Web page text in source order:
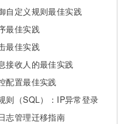
自定义规则最佳实践
最佳实践
最佳实践
接收人的最佳实践
配置最佳实践
则（SQL）：IP异常登录
志管理迁移指南